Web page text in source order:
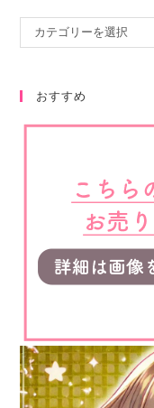
カテゴリーを選択
おすすめ